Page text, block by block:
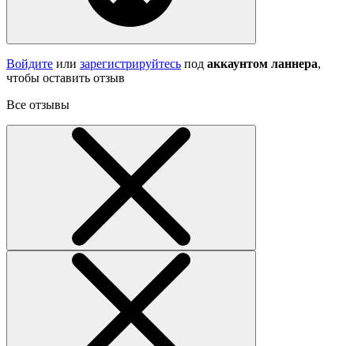
Войдите или зарегистрируйтесь под аккаунтом ланнера,
чтобы оставить отзыв
Все отзывы